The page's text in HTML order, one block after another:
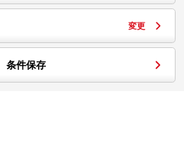
変更
条件保存